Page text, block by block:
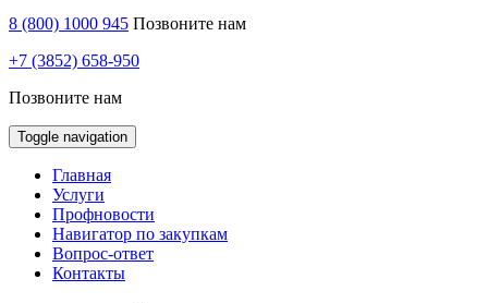
8 (800) 1000 945 Позвоните нам
+7 (3852) 658-950
Позвоните нам
Toggle navigation
Главная
Услуги
Профновости
Навигатор по закупкам
Вопрос-ответ
Контакты